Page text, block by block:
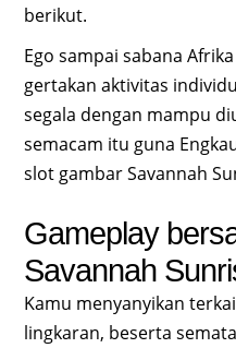
berikut.
Ego sampai sabana
gertakan aktivitas
segala dengan mampu
semacam itu guna
slot gambar Savannah
Gameplay
Savannah
Kamu menyanyikan
lingkaran, beserta